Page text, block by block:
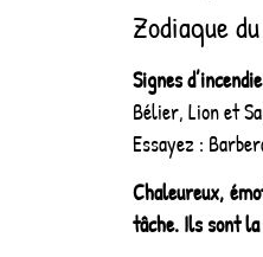
Zodiaque
Signes d’incendie
Bélier, Lion et
Essayez :
Chaleureux,
tâche. Ils sont la